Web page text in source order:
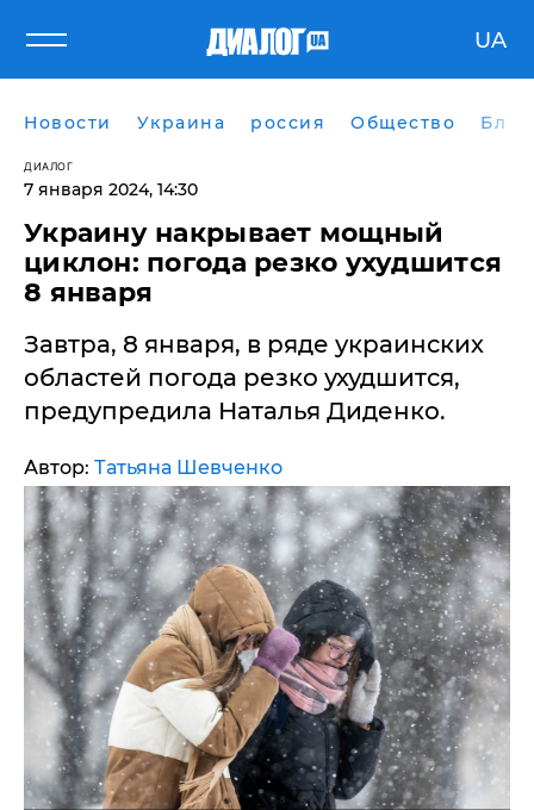
UA
Новости Украина россия Общество
ДИАЛОГ
7 января 2024, 14:30
Украину накрывает мощный
циклон: погода резко ухудшится
8 января
​Завтра, 8 января, в ряде украинских
областей погода резко ухудшится,
предупредила Наталья Диденко.
Автор: Татьяна Шевченко